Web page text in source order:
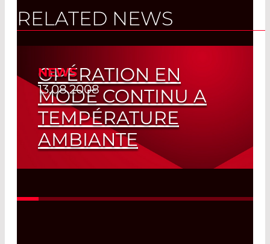
RELATED NEWS
NEWS
13.08.2008
OPÉRATION EN
MODE CONTINU A
TEMPÉRATURE
AMBIANTE
Laser à Cascades Quantiques de 5 à 10